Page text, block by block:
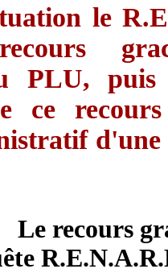
le
PLU, puis
ce
d'une
Le recours